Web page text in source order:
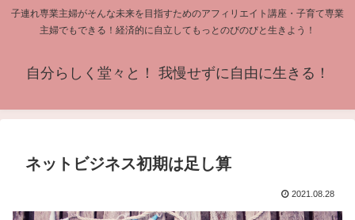
子連れ専業主婦がそんな未来を目指すためのアフィリエイト講座・子育て専業
主婦でもできる！経済的に自立してもっとのびのびと生きよう！
自分らしく堂々と！ 我慢せずに自由に生きる！
ネットビジネス初期は足し算
2021.08.28